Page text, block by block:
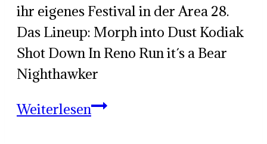
ihr eigenes Festival in der Area 28.
Das Lineup: Morph into Dust Kodiak
Shot Down In Reno Run it´s a Bear
Nighthawker
WeiterlesenDüstfest